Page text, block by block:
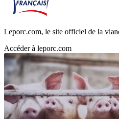
Leporc.com, le site officiel de la
Accéder à leporc.com